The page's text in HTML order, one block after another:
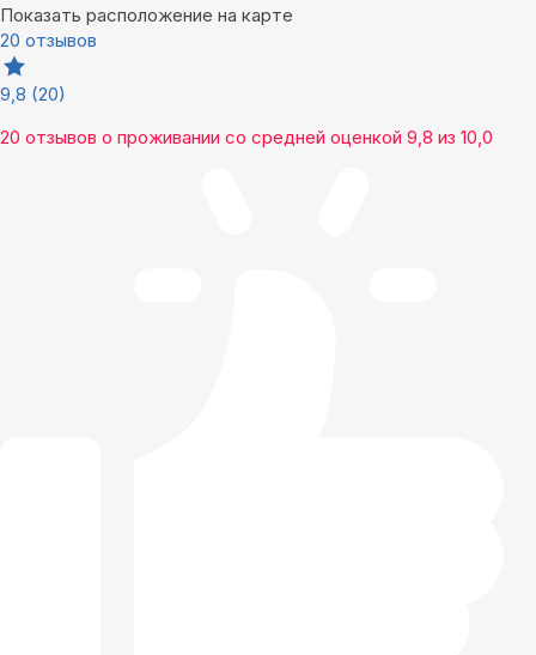
Показать расположение на карте
20 отзывов
9,8 (20)
20 отзывов о проживании со средней оценкой 9,8 из 10,0